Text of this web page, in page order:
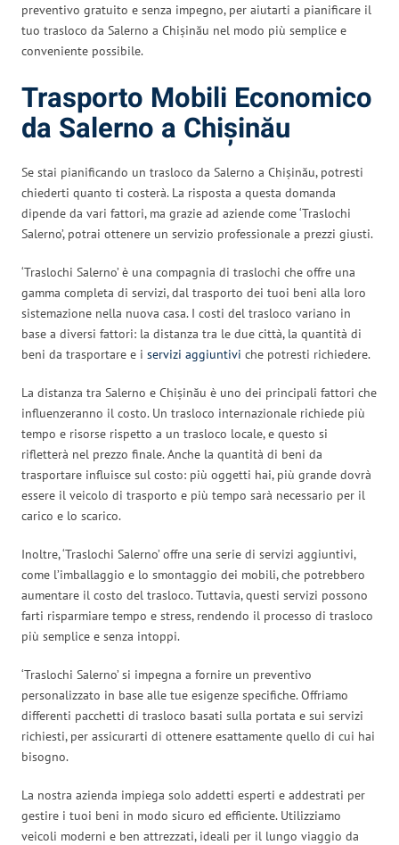
preventivo gratuito e senza impegno, per aiutarti a pianificare il
tuo trasloco da Salerno a Chișinău nel modo più semplice e
conveniente possibile.
Trasporto Mobili Economico
da Salerno a Chișinău
Se stai pianificando un trasloco da Salerno a Chișinău, potresti
chiederti quanto ti costerà. La risposta a questa domanda
dipende da vari fattori, ma grazie ad aziende come ‘Traslochi
Salerno’, potrai ottenere un servizio professionale a prezzi giusti.
‘Traslochi Salerno’ è una compagnia di traslochi che offre una
gamma completa di servizi, dal trasporto dei tuoi beni alla loro
sistemazione nella nuova casa. I costi del trasloco variano in
base a diversi fattori: la distanza tra le due città, la quantità di
beni da trasportare e i servizi aggiuntivi che potresti richiedere.
La distanza tra Salerno e Chișinău è uno dei principali fattori che
influenzeranno il costo. Un trasloco internazionale richiede più
tempo e risorse rispetto a un trasloco locale, e questo si
rifletterà nel prezzo finale. Anche la quantità di beni da
trasportare influisce sul costo: più oggetti hai, più grande dovrà
essere il veicolo di trasporto e più tempo sarà necessario per il
carico e lo scarico.
Inoltre, ‘Traslochi Salerno’ offre una serie di servizi aggiuntivi,
come l’imballaggio e lo smontaggio dei mobili, che potrebbero
aumentare il costo del trasloco. Tuttavia, questi servizi possono
farti risparmiare tempo e stress, rendendo il processo di trasloco
più semplice e senza intoppi.
‘Traslochi Salerno’ si impegna a fornire un preventivo
personalizzato in base alle tue esigenze specifiche. Offriamo
differenti pacchetti di trasloco basati sulla portata e sui servizi
richiesti, per assicurarti di ottenere esattamente quello di cui hai
bisogno.
La nostra azienda impiega solo addetti esperti e addestrati per
gestire i tuoi beni in modo sicuro ed efficiente. Utilizziamo
veicoli moderni e ben attrezzati, ideali per il lungo viaggio da